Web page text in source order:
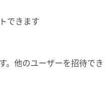
できます
。他のユーザーを招待でき